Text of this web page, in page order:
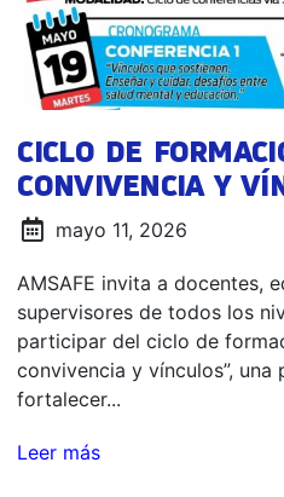
CICLO DE
CONVIVENCIA Y
mayo 11, 2026
AMSAFE invita a docentes,
supervisores de todos los
participar del ciclo de
convivencia y vínculos”, una
fortalecer...
Leer más